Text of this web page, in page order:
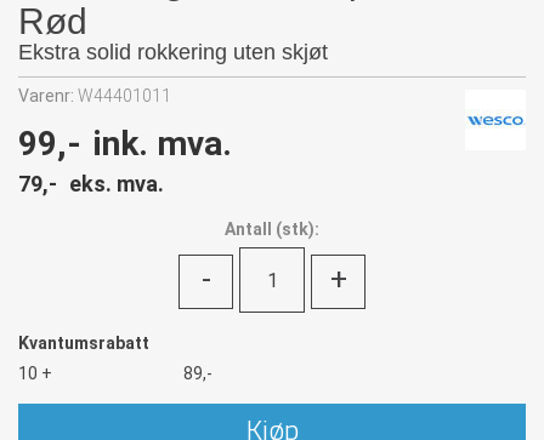
Rød
Ekstra solid rokkering uten skjøt
Varenr: W44401011
99,- ink. mva.
79,- eks. mva.
Antall (stk):
- +
Kvantumsrabatt
10 +
89,-
Kjøp